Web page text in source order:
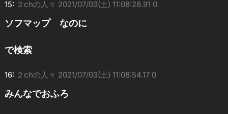
15: ２chの人々 2021/07/03(土) 11:08:28.91 0
ソフマップ なのに
で検索
16: ２chの人々 2021/07/03(土) 11:08:54.17 0
みんなでおふろ